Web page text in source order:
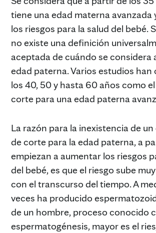
tiene una edad materna avanzada
los riesgos para la salud del bebé.
no existe una definición
aceptada de cuándo se considera
edad paterna. Varios estudios
los 40, 50 y hasta 60 años como
corte para una edad paterna
La razón para la inexistencia de
de corte para la edad paterna, a
empiezan a aumentar los riesgos
del bebé, es que el riesgo sube
con el transcurso del tiempo. A
veces ha producido
de un hombre, proceso conocido
espermatogénesis, mayor es el